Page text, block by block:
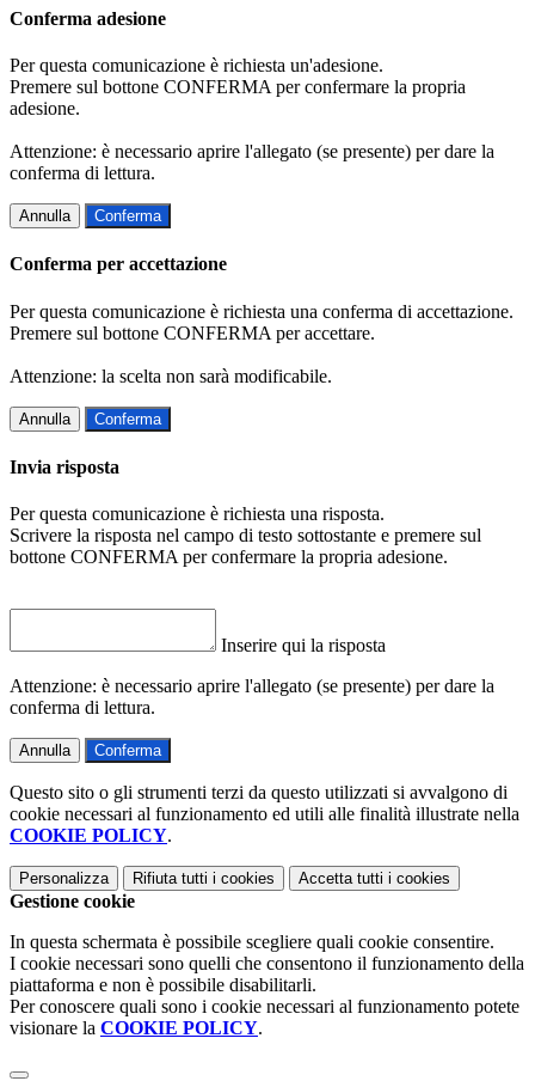
Conferma adesione
Per questa comunicazione è richiesta un'adesione.
Premere sul bottone CONFERMA per confermare la propria
adesione.
Attenzione: è necessario aprire l'allegato (se presente) per dare la
conferma di lettura.
Annulla Conferma
Conferma per accettazione
Per questa comunicazione è richiesta una conferma di accettazione.
Premere sul bottone CONFERMA per accettare.
Attenzione: la scelta non sarà modificabile.
Annulla Conferma
Invia risposta
Per questa comunicazione è richiesta una risposta.
Scrivere la risposta nel campo di testo sottostante e premere sul
bottone CONFERMA per confermare la propria adesione.
Inserire qui la risposta
Attenzione: è necessario aprire l'allegato (se presente) per dare la
conferma di lettura.
Annulla Conferma
Questo sito o gli strumenti terzi da questo utilizzati si avvalgono di
cookie necessari al funzionamento ed utili alle finalità illustrate nella
COOKIE POLICY.
Personalizza Rifiuta tutti i cookies Accetta tutti i cookies
Gestione cookie
In questa schermata è possibile scegliere quali cookie consentire.
I cookie necessari sono quelli che consentono il funzionamento della
piattaforma e non è possibile disabilitarli.
Per conoscere quali sono i cookie necessari al funzionamento potete
visionare la COOKIE POLICY.